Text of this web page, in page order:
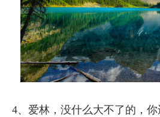
4、爱林，没什么大不了的，